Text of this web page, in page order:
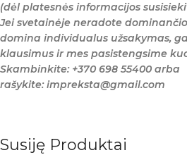
(dėl platesnės informacijos
Jei svetainėje neradote
domina individualus užsakymas,
klausimus ir mes pasistengsime
Skambinkite: +370 698 55400 arba
rašykite: impreksta@gmail.com
Susiję Produktai